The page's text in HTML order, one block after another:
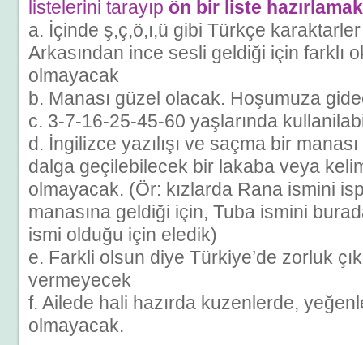
listelerini tarayıp ön bir liste hazırlamak
a. İçinde ş,ç,ö,ı,ü gibi Türkçe
Arkasından ince sesli geldiği için farklı
olmayacak
b. Manası güzel olacak. Hoşumuza
c. 3-7-16-25-45-60 yaşlarında
d. İngilizce yazılışı ve saçma bir
dalga geçilebilecek bir lakaba veya
olmayacak. (Ör: kızlarda Rana ismini
manasına geldiği için, Tuba ismini
ismi olduğu için eledik)
e. Farkli olsun diye Türkiye’de zorluk
vermeyecek
f. Ailede hali hazırda kuzenlerde,
olmayacak.